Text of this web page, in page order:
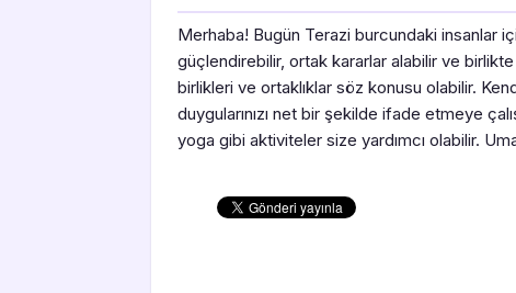
Merhaba! Bugün Terazi burcundaki insanlar
güçlendirebilir, ortak kararlar alabilir ve
birlikleri ve ortaklıklar söz konusu olabilir.
duygularınızı net bir şekilde ifade etmeye
yoga gibi aktiviteler size yardımcı olabilir.